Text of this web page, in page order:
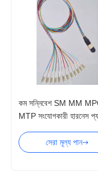
কম সন্নিবেশ SM MM
MTP সংযোগকারী হারনেস
সেরা মূল্য পান